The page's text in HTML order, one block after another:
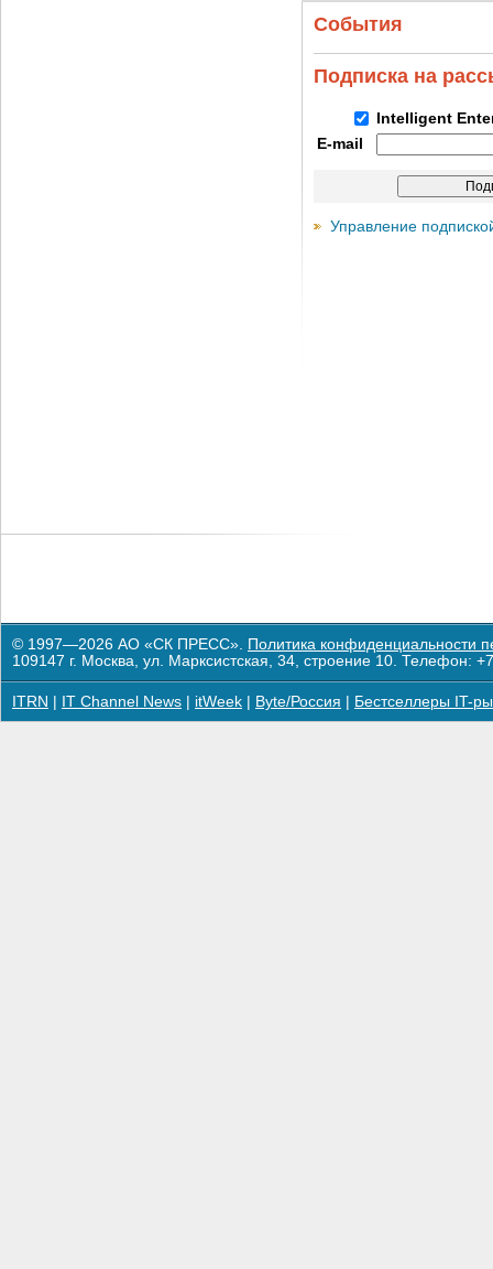
События
Подписка на
Intelligent
E-mail
Управление
© 1997—2026 АО «СК ПРЕСС». Политика конфиденциальности
109147 г. Москва, ул. Марксистская, 34, строение 10. Телефон:
ITRN IT Channel News itWeek Byte/Россия Бестселлеры IT-